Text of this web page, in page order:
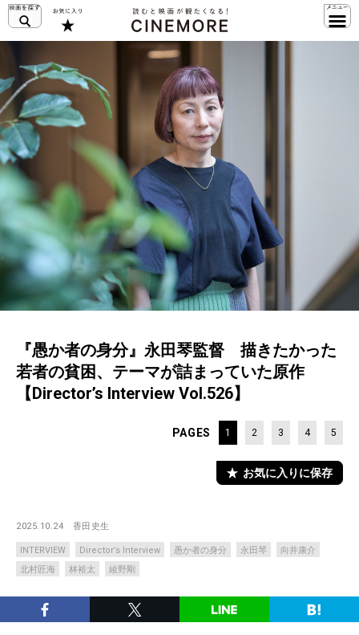
『愚か者の身分』永田琴監督 描きたかった
若者の貧困、テーマが詰まっていた原作
【Director’s Interview Vol.526】
PAGES 1 2 3 4 5
お気に入りに保存
2025.10.24 香田史生
INTERVIEW Director’s Interview 愚か者の身分 永田琴
向井康介
北村匠海
林裕太 綾野剛